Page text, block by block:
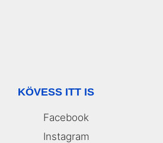
KÖVESS ITT IS
Facebook
Instagram